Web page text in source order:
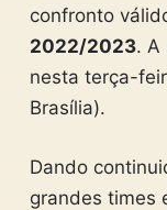
confronto
2022/2023. A
nesta terça-
Brasília).
Dando
grandes times